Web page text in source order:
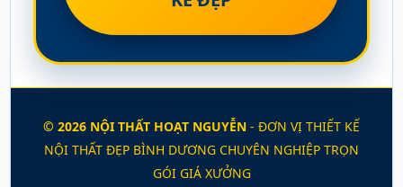
© 2026 NỘI THẤT HOẠT NGUYỄN - ĐƠN VỊ THIẾT KẾ
NỘI THẤT ĐẸP BÌNH DƯƠNG CHUYÊN NGHIỆP TRỌN
GÓI GIÁ XƯỞNG
chọn phong cách này cho căn hộ chung cư của mình tại Bình Dương.